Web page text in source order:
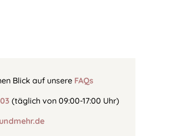
Blick auf unsere FAQs
(täglich von 09:00-17:00 Uhr)